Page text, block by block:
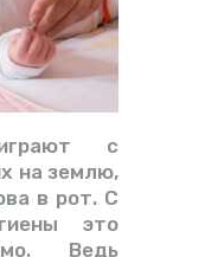
с
на землю,
в рот. С
это
Ведь